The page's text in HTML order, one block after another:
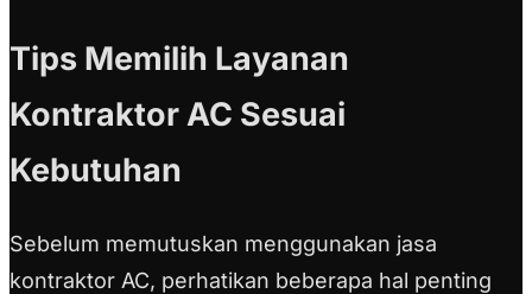
Tips Memilih Layanan
Kontraktor AC Sesuai
Kebutuhan
Sebelum memutuskan menggunakan jasa
kontraktor AC, perhatikan beberapa hal penting